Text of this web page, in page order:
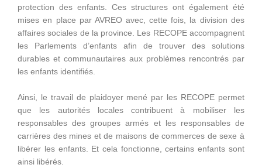
protection des enfants. Ces structures ont également été
mises en place par AVREO avec, cette fois, la division des
affaires sociales de la province. Les RECOPE accompagnent
les Parlements d’enfants afin de trouver des solutions
durables et communautaires aux problèmes rencontrés par
les enfants identifiés.
Ainsi, le travail de plaidoyer mené par les RECOPE permet
que les autorités locales contribuent à mobiliser les
responsables des groupes armés et les responsables de
carrières des mines et de maisons de commerces de sexe à
libérer les enfants. Et cela fonctionne, certains enfants sont
ainsi libérés.